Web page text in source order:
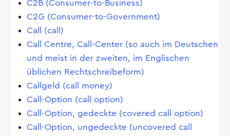
C2B (Consumer-to-Business)
C2G (Consumer-to-Government)
Call (call)
Call Centre, Call-Center (so auch im Deutschen
und meist in der zweiten, im Englischen
üblichen Rechtschreibeform)
Callgeld (call money)
Call-Option (call option)
Call-Option, gedeckte (covered call option)
Call-Option, ungedeckte (uncovered call